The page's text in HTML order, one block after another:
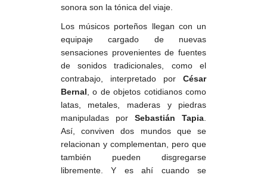
sonora son la tónica del viaje.
Los músicos porteños llegan con un
equipaje cargado de nuevas
sensaciones provenientes de fuentes
de sonidos tradicionales, como el
contrabajo, interpretado porCésar
Bernal, o de objetos cotidianos como
latas, metales, maderas y piedras
manipuladas porSebastián Tapia.
Así, conviven dos mundos que se
relacionan y complementan, pero que
también pueden disgregarse
libremente. Y es ahí cuando se